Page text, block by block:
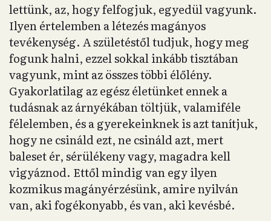
lettünk, az, hogy felfogjuk, egyedül vagyunk.
Ilyen értelemben a létezés magányos
tevékenység. A születéstől tudjuk, hogy meg
fogunk halni, ezzel sokkal inkább tisztában
vagyunk, mint az összes többi élőlény.
Gyakorlatilag az egész életünket ennek a
tudásnak az árnyékában töltjük, valamiféle
félelemben, és a gyerekeinknek is azt tanítjuk,
hogy ne csináld ezt, ne csináld azt, mert
baleset ér, sérülékeny vagy, magadra kell
vigyáznod. Ettől mindig van egy ilyen
kozmikus magányérzésünk, amire nyilván
van, aki fogékonyabb, és van, aki kevésbé.